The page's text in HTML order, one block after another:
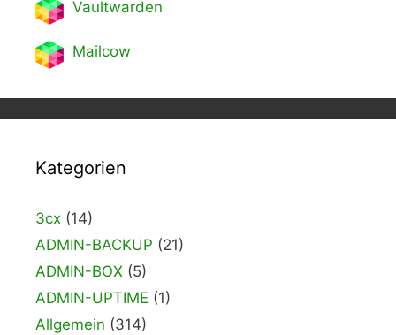
Vaultwarden
Mailcow
Kategorien
3cx (14)
ADMIN-BACKUP (21)
ADMIN-BOX (5)
ADMIN-UPTIME (1)
Allgemein (314)